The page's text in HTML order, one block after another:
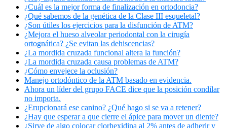
¿Cuál es la mejor forma de finalización en ortodoncia?
¿Qué sabemos de la genética de la Clase III esqueletal?
¿Son útiles los ejercicios para la disfunción de ATM?
¿Mejora el hueso alveolar periodontal con la cirugía
ortognática? ¿Se evitan las dehiscencias?
¿La mordida cruzada funcional altera la función?
¿La mordida cruzada causa problemas de ATM?
¿Cómo envejece la oclusión?
Manejo ortodóntico de la ATM basado en evidencia.
Ahora un líder del grupo FACE dice que la posición condilar
no importa.
¿Erupcionará ese canino? ¿Qué hago si se va a retener?
¿Hay que esperar a que cierre el ápice para mover un diente?
¿Sirve de algo colocar clorhexidina al 2% antes de adherir y